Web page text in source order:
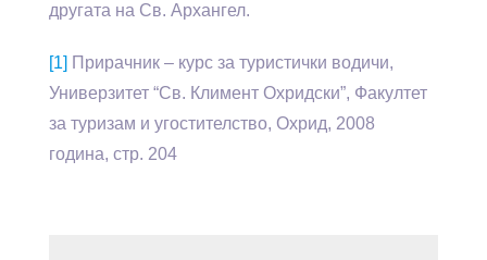
другата на Св. Архангел.
[1] Прирачник – курс за туристички водичи,
Универзитет “Св. Климент Охридски”, Факултет
за туризам и угостителство, Охрид, 2008
година, стр. 204